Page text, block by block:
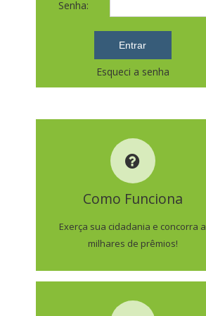
Senha:
Esqueci a senha
Como Funciona
Exerça sua cidadania e concorra a
milhares de prêmios!
COMO FUNCIONA